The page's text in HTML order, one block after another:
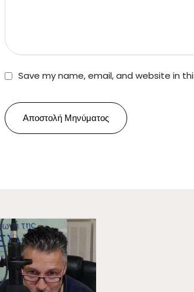
Save my name, email, and website in
Αποστολή Μηνύματος